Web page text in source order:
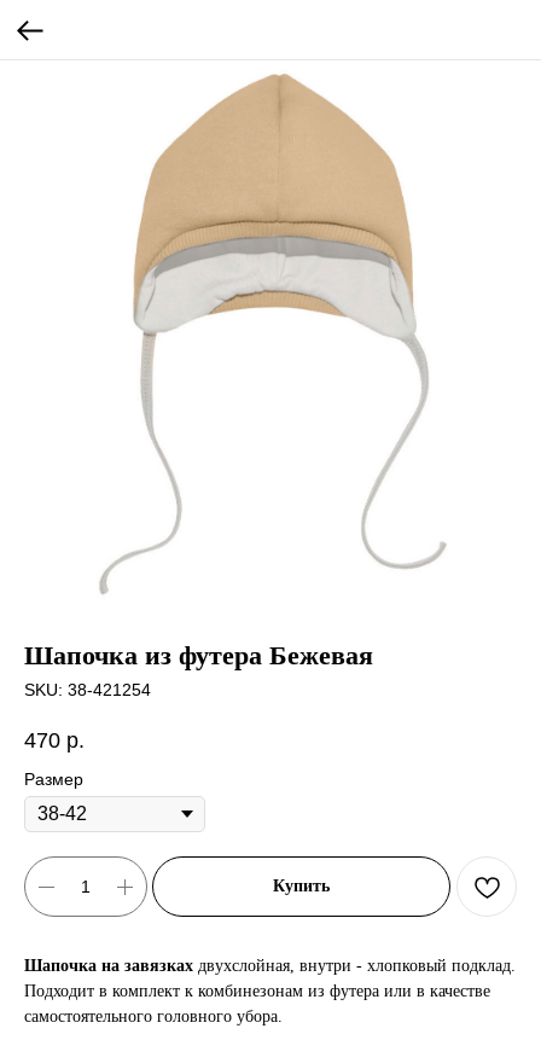
Шапочка из футера Бежевая
SKU: 38-421254
470 р.
Размер
Купить
Шапочка на завязках двухслойная, внутри - хлопковый подклад.
Подходит в комплект к комбинезонам из футера или в качестве
самостоятельного головного убора.